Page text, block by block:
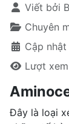
Viết bởi
Chuyên
Cập
Lượt
Đây là loại